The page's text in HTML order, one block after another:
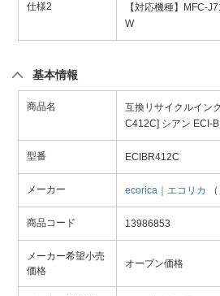
仕様2
【対応機種】MFC-
W
基本情報
商品名
互換リサイクルイン
C412C] シアン ECI-
型番 ECIBR412C
メーカー ecorica｜エコリカ （
商品コード 13986853
メーカー希望小売
価格
オープン価格